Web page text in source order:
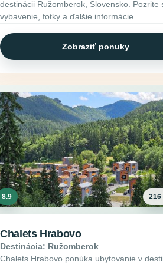
destinácii Ružomberok, Slovensko. Pozrite
vybavenie, fotky a ďalšie informácie.
Zobraziť ponuky
8.9 216
Chalets Hrabovo
Destinácia: Ružomberok
Chalets Hrabovo ponúka ubytovanie v